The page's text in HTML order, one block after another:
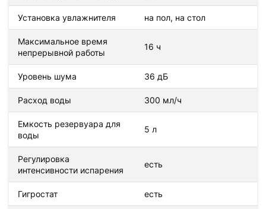
Установка увлажнителя на пол, на стол
Максимальное время
непрерывной работы
16 ч
Уровень шума 36 дБ
Расход воды 300 мл/ч
Емкость резервуара для
воды
5 л
Регулировка
интенсивности испарения
есть
Гигростат есть